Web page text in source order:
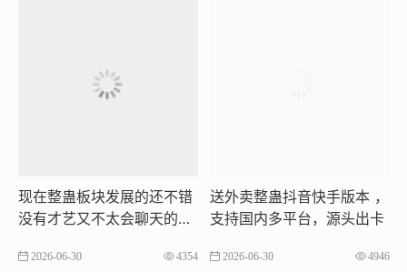
现在整蛊板块发展的还不错
没有才艺又不太会聊天的宝
体难度不大，准备一下简单
2026-06-30 4354
送外卖整蛊抖音快手版本 ，
支持国内多平台，源头出卡
2026-06-30 4946